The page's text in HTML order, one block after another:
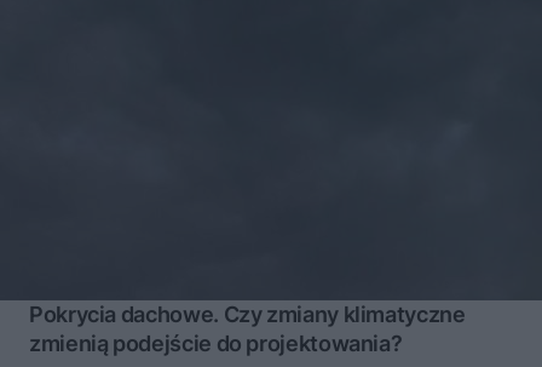
Pokrycia dachowe. Czy zmiany klimatyczne
zmienią podejście do projektowania?